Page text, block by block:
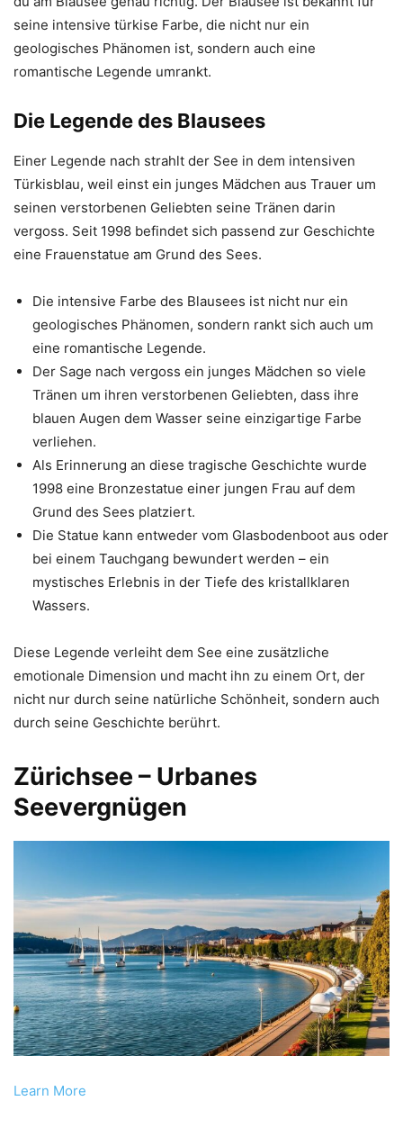
seine intensive türkise Farbe, die nicht nur ein
geologisches Phänomen ist, sondern auch eine
romantische Legende umrankt.
Die Legende des Blausees
Einer Legende nach strahlt der See in dem intensiven
Türkisblau, weil einst ein junges Mädchen aus Trauer um
seinen verstorbenen Geliebten seine Tränen darin
vergoss. Seit 1998 befindet sich passend zur Geschichte
eine Frauenstatue am Grund des Sees.
Die intensive Farbe des Blausees ist nicht nur ein
geologisches Phänomen, sondern rankt sich auch um
eine romantische Legende.
Der Sage nach vergoss ein junges Mädchen so viele
Tränen um ihren verstorbenen Geliebten, dass ihre
blauen Augen dem Wasser seine einzigartige Farbe
verliehen.
Als Erinnerung an diese tragische Geschichte wurde
1998 eine Bronzestatue einer jungen Frau auf dem
Grund des Sees platziert.
Die Statue kann entweder vom Glasbodenboot aus oder
bei einem Tauchgang bewundert werden – ein
mystisches Erlebnis in der Tiefe des kristallklaren
Wassers.
Diese Legende verleiht dem See eine zusätzliche
emotionale Dimension und macht ihn zu einem Ort, der
nicht nur durch seine natürliche Schönheit, sondern auch
durch seine Geschichte berührt.
Zürichsee – Urbanes
Seevergnügen
Learn More